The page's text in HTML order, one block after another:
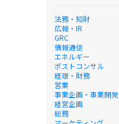
法務・知財
広報・IR
GRC
情報通信
エネルギー
ポストコンサル
経理・財務
営業
事業企画・事業開発
経営企画
総務